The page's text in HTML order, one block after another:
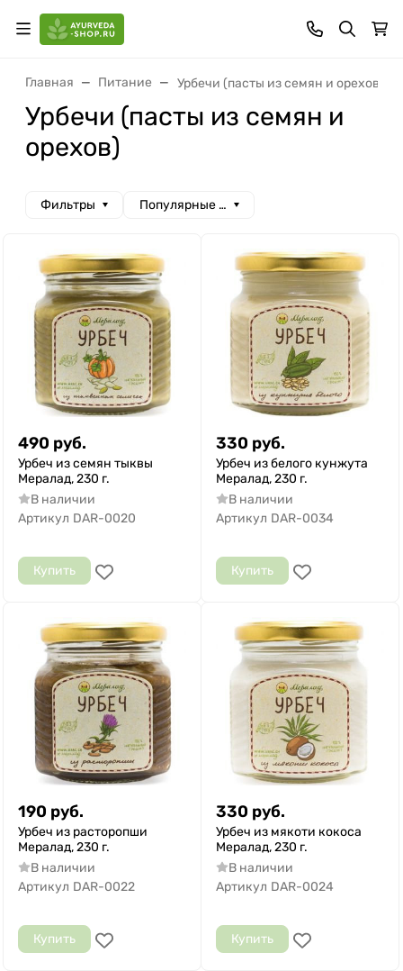
Главная Питание Урбечи (пасты из семян и орехов)
Урбечи (пасты из семян и
орехов)
Фильтры Популярные сначала
490 руб.
Урбеч из семян тыквы
Мералад, 230 г.
В наличии
Артикул DAR-0020
Купить
330 руб.
Урбеч из белого кунжута
Мералад, 230 г.
В наличии
Артикул DAR-0034
Купить
190 руб.
Урбеч из расторопши
Мералад, 230 г.
В наличии
Артикул DAR-0022
Купить
330 руб.
Урбеч из мякоти кокоса
Мералад, 230 г.
В наличии
Артикул DAR-0024
Купить